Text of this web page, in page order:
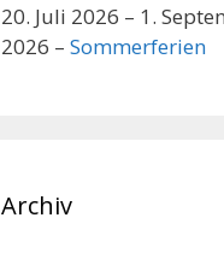
20. Juli 2026 – 1.
2026 – Sommerferien
Archiv